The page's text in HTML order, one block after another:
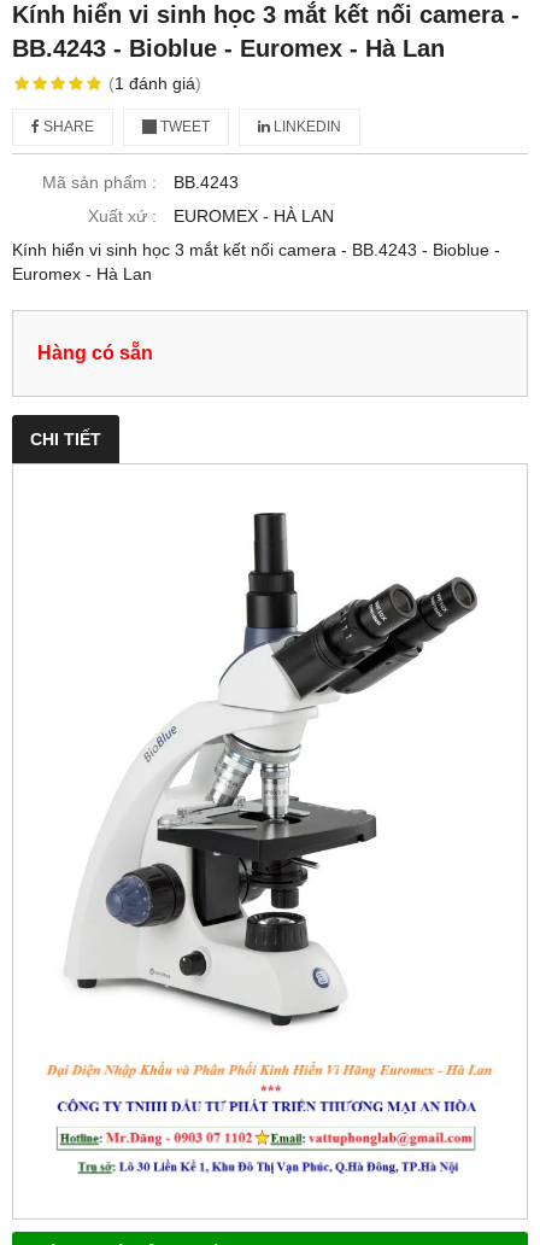
Kính hiển vi sinh học 3 mắt kết nối camera -
BB.4243 - Bioblue - Euromex - Hà Lan
(1 đánh giá)
SHARE TWEET LINKEDIN
Mã sản phẩm :
BB.4243
Xuất xứ :
EUROMEX - HÀ LAN
Kính hiển vi sinh học 3 mắt kết nối camera - BB.4243 - Bioblue -
Euromex - Hà Lan
Hàng có sẵn
CHI TIẾT